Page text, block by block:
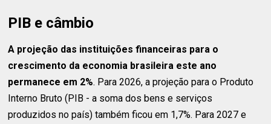
PIB e câmbio
A projeção das instituições financeiras para o
crescimento da economia brasileira este ano
permanece em 2%. Para 2026, a projeção para o Produto
Interno Bruto (PIB - a soma dos bens e serviços
produzidos no país) também ficou em 1,7%. Para 2027 e